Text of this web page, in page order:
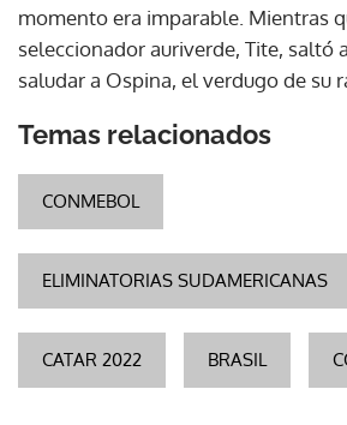
momento era imparable. Mientras
seleccionador auriverde, Tite, saltó
saludar a Ospina, el verdugo de su
Temas relacionados
CONMEBOL
ELIMINATORIAS SUDAMERICANAS
CATAR 2022 BRASIL